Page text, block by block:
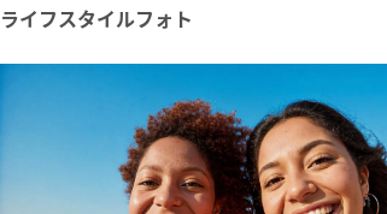
ライフスタイルフォト